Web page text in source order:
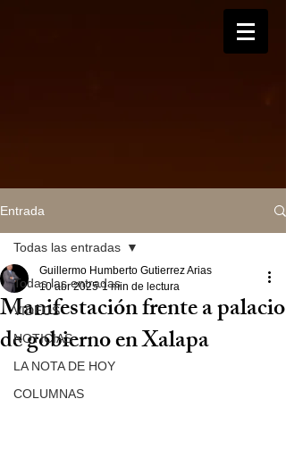
Entrada
Todas las entradas
VIDEOS
NOTICIAS
LA NOTA DE HOY
COLUMNAS
Todas las entradas
Manifestación frente a palacio
de gobierno en Xalapa
Guillermo Humberto Gutierrez Arias
10 abr 2025 1 min de lectura